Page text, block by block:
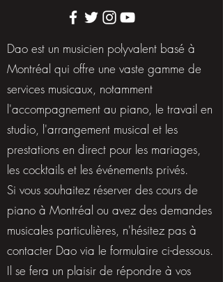
Dao est un musicien polyvalent basé à
Montréal qui offre une vaste gamme de
services musicaux, notamment
l'accompagnement au piano, le travail en
studio, l'arrangement musical et les
prestations en direct pour les mariages,
les cocktails et les événements privés.
Si vous souhaitez réserver des cours de
piano à Montréal ou avez des demandes
musicales particulières, n'hésitez pas à
contacter Dao via le formulaire ci-dessous.
Il se fera un plaisir de répondre à vos